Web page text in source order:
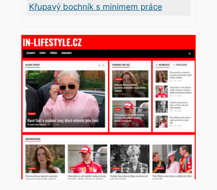
Křupavý bochník s minimem práce